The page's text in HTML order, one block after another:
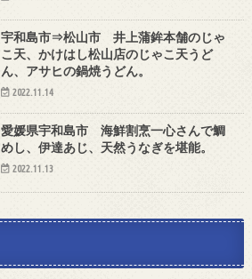
宇和島市⇒松山市 井上蒲鉾本舗のじゃ
こ天、かけはし松山店のじゃこ天うど
ん、アサヒの鍋焼うどん。
2022.11.14
愛媛県宇和島市 海鮮割烹一心さんで鯛
めし、伊達あじ、天然うなぎを堪能。
2022.11.13